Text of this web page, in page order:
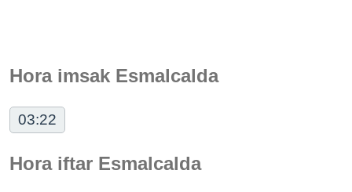
Hora imsak Esmalcalda
03:22
Hora iftar Esmalcalda